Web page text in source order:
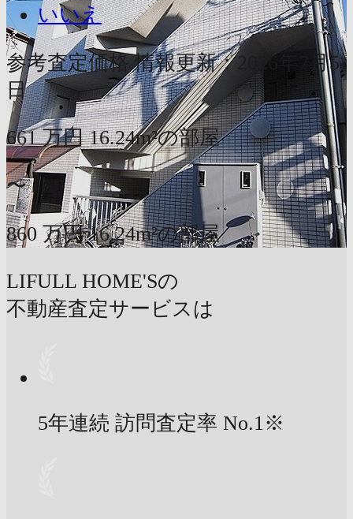
いいえ
参考査定価格 情報更新：2026年7月5
日
661 万円 16.24m²の部屋
〜
860 万円 16.24m²の部屋
LIFULL HOME'Sの
不動産査定サービスは
5年連続 訪問査定率 No.1※